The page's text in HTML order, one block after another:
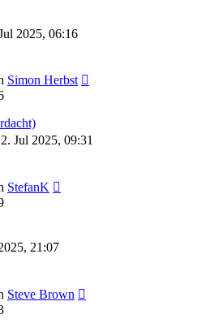
2025, 06:16
Simon Herbst
Jul 2025, 09:31
StefanK
21:07
Steve Brown